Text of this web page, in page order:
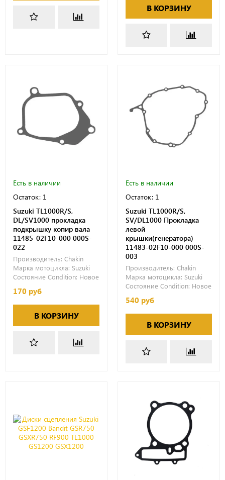
В КОРЗИНУ
Есть в наличии
Остаток: 1
Suzuki TL1000R/S,
DL/SV1000 прокладка
подкрышку копир вала
11485-02F10-000 000S-
022
Производитель: Chakin
Марка мотоцикла: Suzuki
Состояние Condition: Новое
170 руб
В КОРЗИНУ
Есть в наличии
Остаток: 1
Suzuki TL1000R/S,
SV/DL1000 Прокладка
левой
крышки(генератора)
11483-02F10-000 000S-
003
Производитель: Chakin
Марка мотоцикла: Suzuki
Состояние Condition: Новое
540 руб
В КОРЗИНУ